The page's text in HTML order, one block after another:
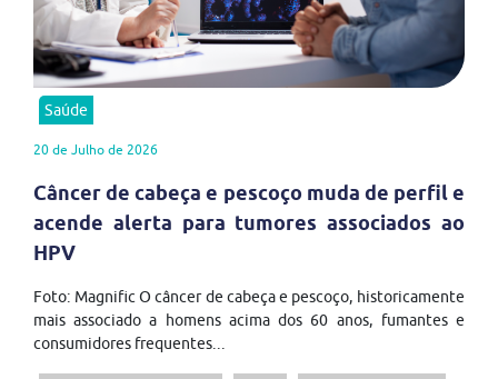
Saúde
20 de Julho de 2026
Câncer de cabeça e pescoço muda de perfil e
acende alerta para tumores associados ao
HPV
Foto: Magnific O câncer de cabeça e pescoço, historicamente
mais associado a homens acima dos 60 anos, fumantes e
consumidores frequentes...